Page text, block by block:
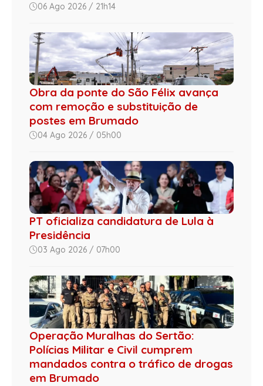
06 Ago 2026 / 21h14
Obra da ponte do São Félix avança
com remoção e substituição de
postes em Brumado
04 Ago 2026 / 05h00
PT oficializa candidatura de Lula à
Presidência
03 Ago 2026 / 07h00
Operação Muralhas do Sertão:
Polícias Militar e Civil cumprem
mandados contra o tráfico de drogas
em Brumado